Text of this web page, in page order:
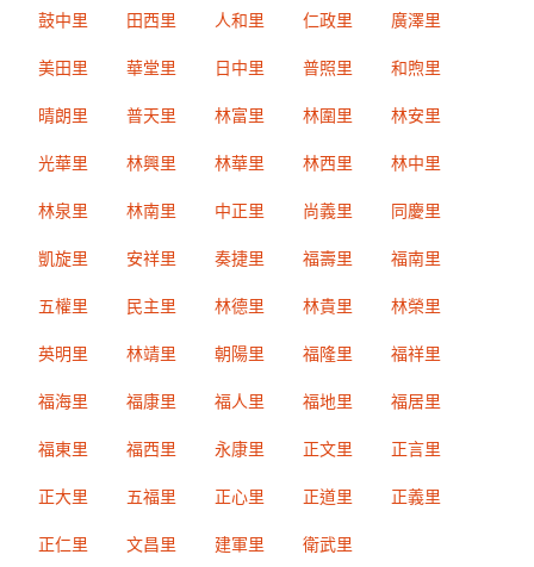
鼓中里 田西里 人和里 仁政里 廣澤里
美田里 華堂里 日中里 普照里 和煦里
晴朗里 普天里 林富里 林圍里 林安里
光華里 林興里 林華里 林西里 林中里
林泉里 林南里 中正里 尚義里 同慶里
凱旋里 安祥里 奏捷里 福壽里 福南里
五權里 民主里 林德里 林貴里 林榮里
英明里 林靖里 朝陽里 福隆里 福祥里
福海里 福康里 福人里 福地里 福居里
福東里 福西里 永康里 正文里 正言里
正大里 五福里 正心里 正道里 正義里
正仁里 文昌里 建軍里 衛武里